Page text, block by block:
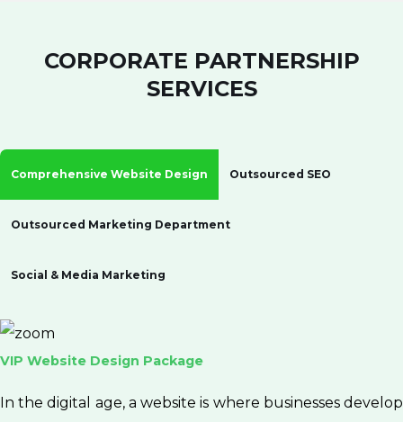
CORPORATE PARTNERSHIP
SERVICES
Comprehensive Website Design Outsourced SEO
Outsourced Marketing Department
Social & Media Marketing
VIP Website Design Package
In the digital age, a website is where businesses develop